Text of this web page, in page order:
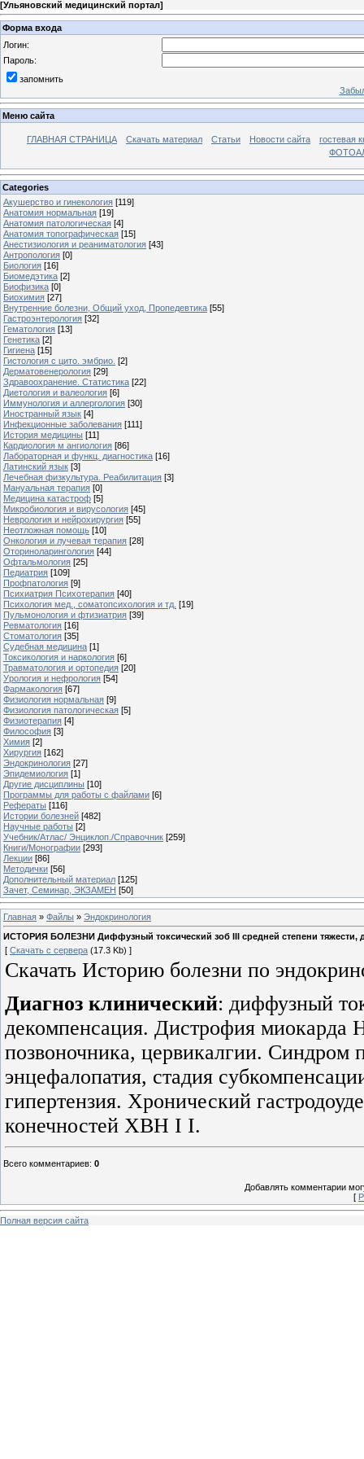
[Ульяновский медицинский портал]
Форма входа
Логин:
Пароль:
запомнить
Меню сайта
ГЛАВНАЯ СТРАНИЦА Скачать материал Статьи Новости сайта
гостевая
Categories
Акушерство и гинекология [119]
Анатомия нормальная [19]
Анатомия патологическая [4]
Анатомия топографическая [15]
Анестизиология и реаниматология [43]
Антропология [0]
Биология [16]
Биомедэтика [2]
Биофизика [0]
Биохимия [27]
Внутренние болезни, Общий уход, Пропедевтика [55]
Гастроэнтерология [32]
Гематология [13]
Генетика [2]
Гигиена [15]
Гистология с цито. эмбрио. [2]
Дерматовенерология [29]
Здравоохранение. Статистика [22]
Диетология и валеология [6]
Иммунология и аллергология [30]
Иностранный язык [4]
Инфекционные заболевания [111]
История медицины [11]
Кардиология м ангиология [86]
Лабораторная и функц. диагностика [16]
Латинский язык [3]
Лечебная физкультура. Реабилитация [3]
Мануальная терапия [0]
Медицина катастроф [5]
Микробиология и вирусология [45]
Неврология и нейрохирургия [55]
Неотложная помощь [10]
Онкология и лучевая терапия [28]
Оториноларингология [44]
Офтальмология [25]
Педиатрия [109]
Профпатология [9]
Психиатрия Психотерапия [40]
Психология мед., соматопсихология и тд. [19]
Пульмонология и фтизиатрия [39]
Ревматология [16]
Стоматология [35]
Судебная медицина [1]
Токсикология и наркология [6]
Травматология и ортопедия [20]
Урология и нефрология [54]
Фармакология [67]
Физиология нормальная [9]
Физиология патологическая [5]
Физиотерапия [4]
Философия [3]
Химия [2]
Хирургия [162]
Эндокринология [27]
Эпидемиология [1]
Другие дисциплины [10]
Программы для работы с файлами [6]
Рефераты [116]
Истории болезней [482]
Научные работы [2]
Учебник/Атлас/ Энциклоп./Справочник [259]
Книги/Монографии [293]
Лекции [86]
Методички [56]
Дополнительный материал [125]
Зачет, Семинар, ЭКЗАМЕН [50]
Главная » Файлы » Эндокринология
ИСТОРИЯ БОЛЕЗНИ Диффузный токсический зоб III средней степени тяжести,
[ Скачать с сервера (17.3 Kb) ]
Скачать Историю болезни по
Диагноз клинический: диффузный
декомпенсация. Дистрофия миокарда
позвоночника, цервикалгии. Синдром
энцефалопатия, стадия
гипертензия. Хронический
конечностей ХВН I I.
Всего комментариев: 0
Добавлять комментарии
[
Полная версия сайта